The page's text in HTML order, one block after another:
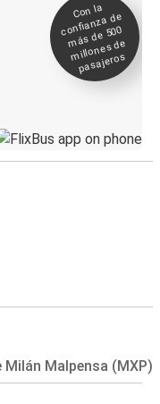
Con la
confianza de
más de 500
millones de
pasajeros
Malpensa (MXP)